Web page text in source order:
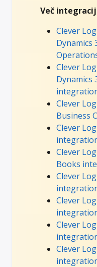
Več integracij
Clever
Dynamics
Clever
Dynamics
Clever
Business
Clever
Clever
Books
Clever
Clever
Clever
Clever